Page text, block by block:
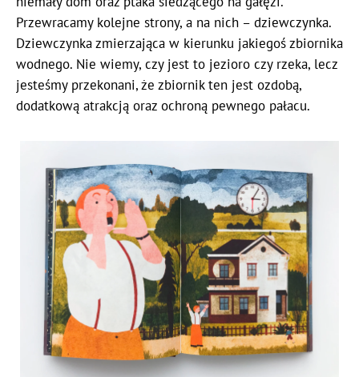
Przewracamy kolejne strony, a na nich – dziewczynka.
Dziewczynka zmierzająca w kierunku jakiegoś zbiornika
wodnego. Nie wiemy, czy jest to jezioro czy rzeka, lecz
jesteśmy przekonani, że zbiornik ten jest ozdobą,
dodatkową atrakcją oraz ochroną pewnego pałacu.